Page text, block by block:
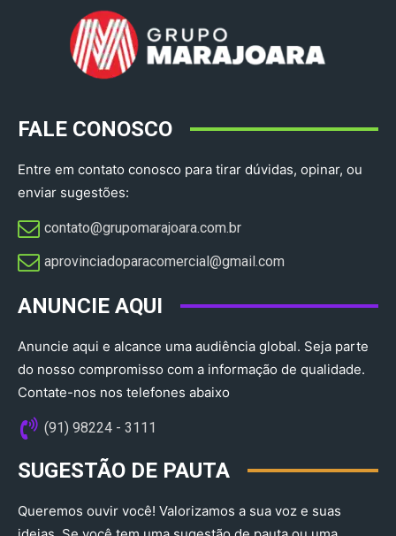
FALE CONOSCO
Entre em contato conosco para tirar dúvidas, opinar, ou
enviar sugestões:
contato@grupomarajoara.com.br
aprovinciadoparacomercial@gmail.com​
ANUNCIE AQUI
Anuncie aqui e alcance uma audiência global. Seja parte
do nosso compromisso com a informação de qualidade.
Contate-nos nos telefones abaixo
(91) 98224 - 3111
SUGESTÃO DE PAUTA
Queremos ouvir você! Valorizamos a sua voz e suas